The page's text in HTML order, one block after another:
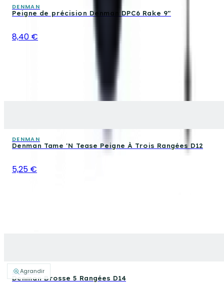
Agrandir
DENMAN
Peigne de précision Denman DPC6 Rake 9"
8,40 €
DENMAN
Denman Tame 'N Tease Peigne À Trois Rangées D12
5,25 €
DENMAN
Denman Brosse 5 Rangées D14